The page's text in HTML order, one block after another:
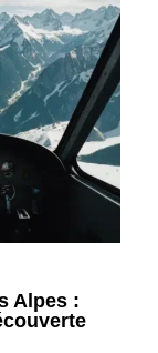
Alpes :